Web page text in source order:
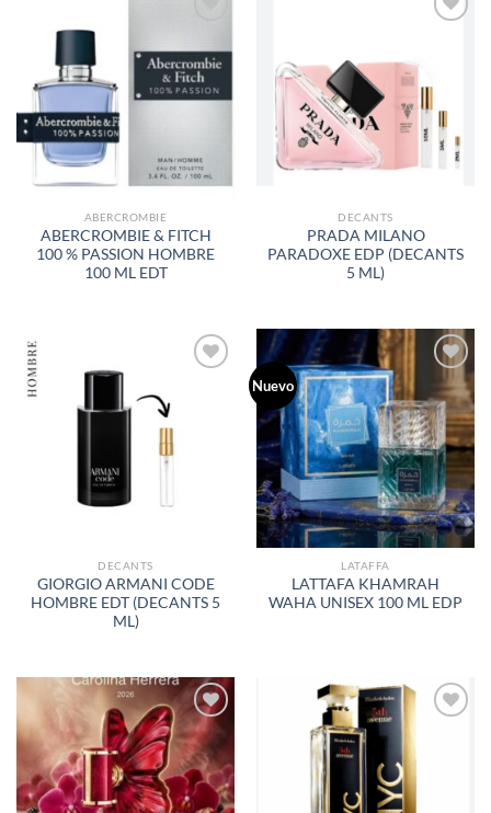
A LA
LISTA
DE
ABERCROMBIE
ABERCROMBIE & FITCH
100 % PASSION HOMBRE
100 ML EDT
LISTA
DESEOS
DECANTS
PRADA MILANO
PARADOXE EDP (DECANTS
5 ML)
A LA
DESEOS
DECANTS
GIORGIO ARMANI CODE
HOMBRE EDT (DECANTS 5
ML)
Nuevo
AÑADIR
A LA
LISTA
DE
DESEOS
LATAFFA
LATTAFA KHAMRAH
WAHA UNISEX 100 ML EDP
AÑADIR
A LA
LISTA
DE
DESEOS
AÑADIR
DESEOS